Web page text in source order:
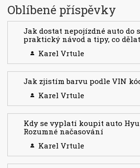
Oblíbené příspěvky
Jak dostat nepojízdné auto do
praktický návod a tipy, co
Karel Vrtule
Jak zjistím barvu podle VIN
Karel Vrtule
Kdy se vyplatí koupit auto
Rozumné načasování
Karel Vrtule